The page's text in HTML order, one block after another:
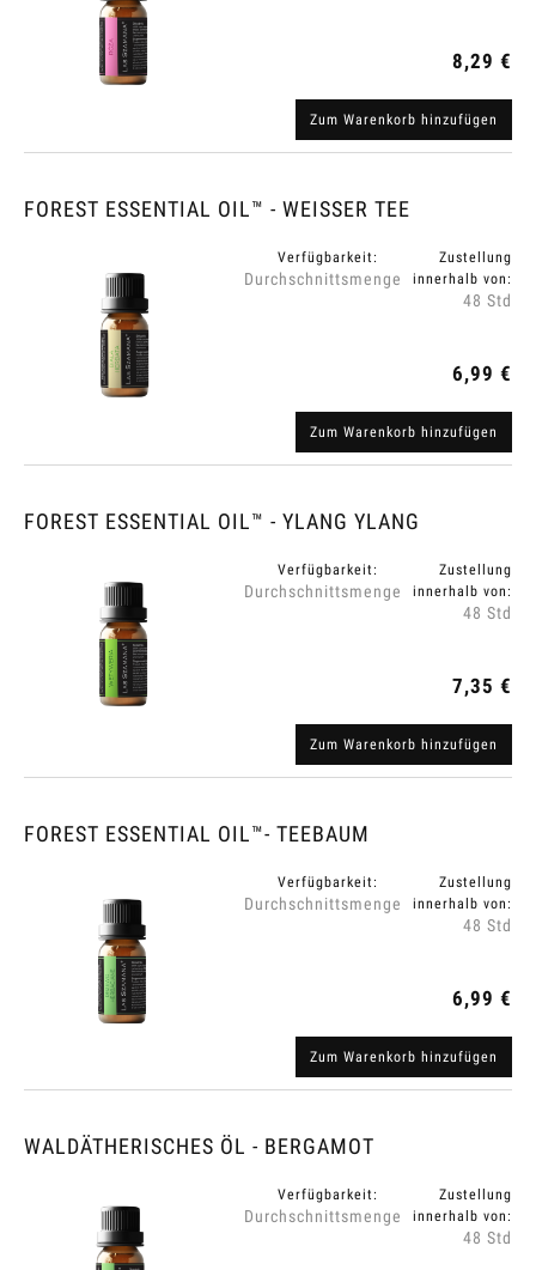
8,29 €
Zum Warenkorb hinzufügen
FOREST ESSENTIAL OIL™ - WEISSER TEE
Verfügbarkeit:
Durchschnittsmenge
Zustellung
innerhalb von:
48 Std
6,99 €
Zum Warenkorb hinzufügen
FOREST ESSENTIAL OIL™ - YLANG YLANG
Verfügbarkeit:
Durchschnittsmenge
Zustellung
innerhalb von:
48 Std
7,35 €
Zum Warenkorb hinzufügen
FOREST ESSENTIAL OIL™- TEEBAUM
Verfügbarkeit:
Durchschnittsmenge
Zustellung
innerhalb von:
48 Std
6,99 €
Zum Warenkorb hinzufügen
WALDÄTHERISCHES ÖL - BERGAMOT
Verfügbarkeit:
Durchschnittsmenge
Zustellung
innerhalb von:
48 Std